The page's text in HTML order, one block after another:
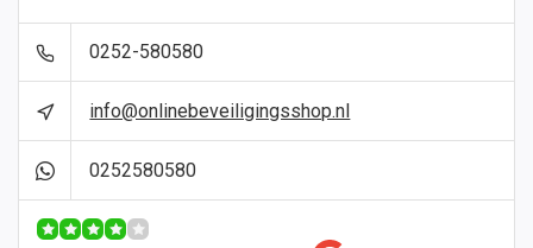
0252-580580
info@onlinebeveiligingsshop.nl
0252580580